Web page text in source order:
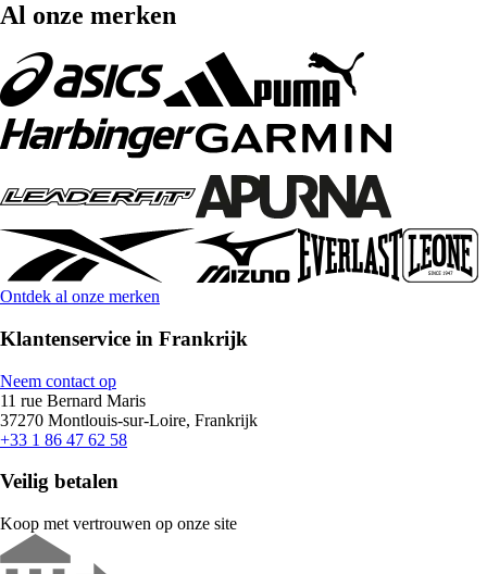
Al onze merken
Ontdek al onze merken
Klantenservice in Frankrijk
Neem contact op
11 rue Bernard Maris
37270 Montlouis-sur-Loire, Frankrijk
+33 1 86 47 62 58
Veilig betalen
Koop met vertrouwen op onze site